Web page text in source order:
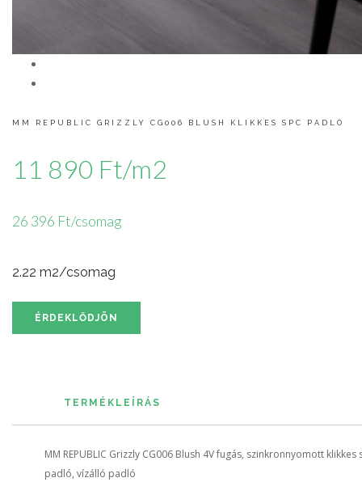
MM REPUBLIC GRIZZLY CG006 BLUSH KLIKKES SPC PADLÓ
11 890 Ft/m2
26 396 Ft/csomag
2.22 m2/csomag
ÉRDEKLŐDJÖN
TERMÉKLEÍRÁS
MM REPUBLIC Grizzly CG006 Blush 4V fugás, szinkronnyomott klikkes
padló, vízálló padló